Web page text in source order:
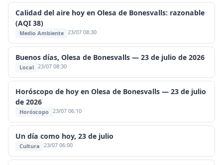
Calidad del aire hoy en Olesa de Bonesvalls: razonable
(AQI 38)
Medio Ambiente 23/07 08:30
Buenos días, Olesa de Bonesvalls — 23 de julio de 2026
Local 23/07 08:30
Horóscopo de hoy en Olesa de Bonesvalls — 23 de julio
de 2026
Horóscopo 23/07 06:10
Un día como hoy, 23 de julio
Cultura 23/07 06:00